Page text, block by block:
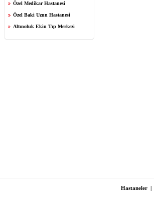
Özel Medikar Hastanesi
Özel Baki Uzun Hastanesi
Altınoluk Ekin Tıp Merkezi
Hastaneler |